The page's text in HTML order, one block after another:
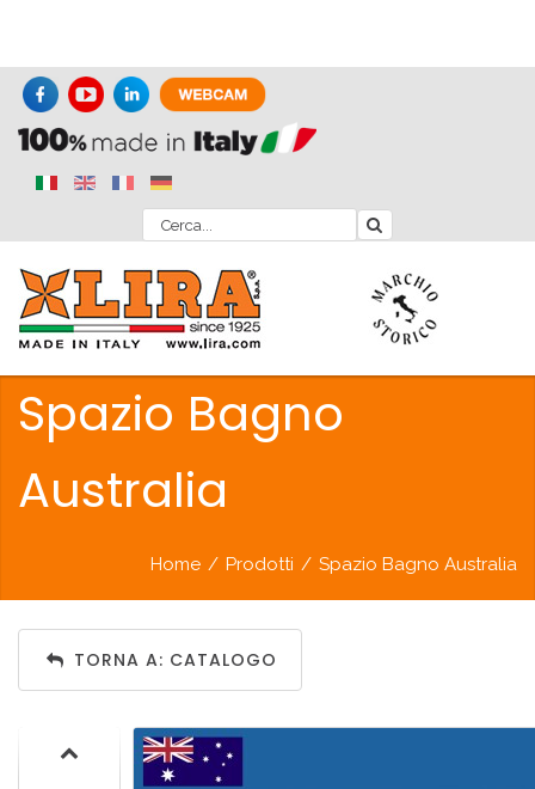
Spazio Bagno
Australia
Home / Prodotti / Spazio Bagno Australia
TORNA A: CATALOGO